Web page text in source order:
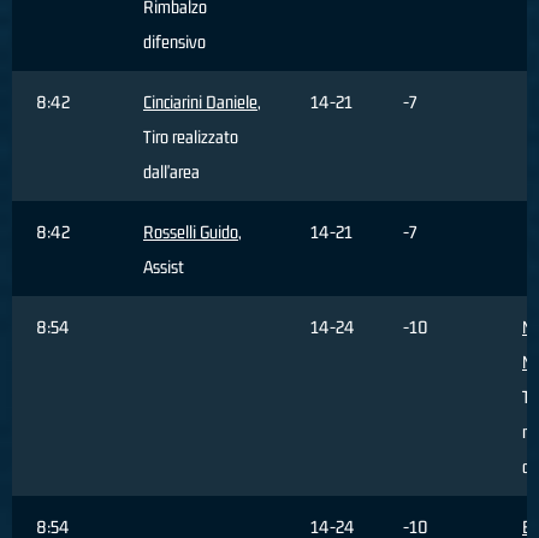
Rimbalzo
difensivo
8:42 Cinciarini Daniele,
Tiro realizzato
dall'area
14-21 -7
8:42 Rosselli Guido,
Assist
14-21 -7
8:54 14-24 -10
8:54 14-24 -10